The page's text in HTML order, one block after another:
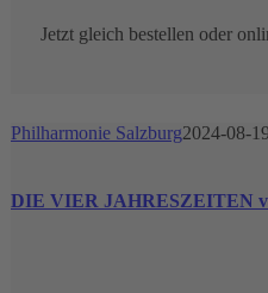
Jetzt gleich bestellen oder
Philharmonie Salzburg2024-08-
DIE VIER JAHRESZEITEN